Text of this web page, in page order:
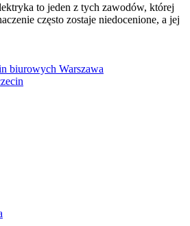
to jeden z tych zawodów, której
często zostaje niedocenione, a jej
biurowych Warszawa